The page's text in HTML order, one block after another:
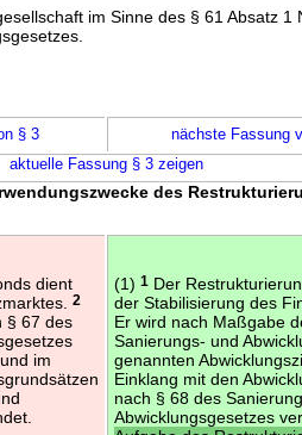
im Sinne des § 61 Absatz 1
§ 3
nächste Fassung
aktuelle Fassung § 3 zeigen
des
dient
2
§ 67 des
im
(1)1 Der
der Stabilisierung des
Er wird nach Maßgabe
Sanierungs- und
genannten
Einklang mit den
nach § 68 des
Abwicklungsgesetzes